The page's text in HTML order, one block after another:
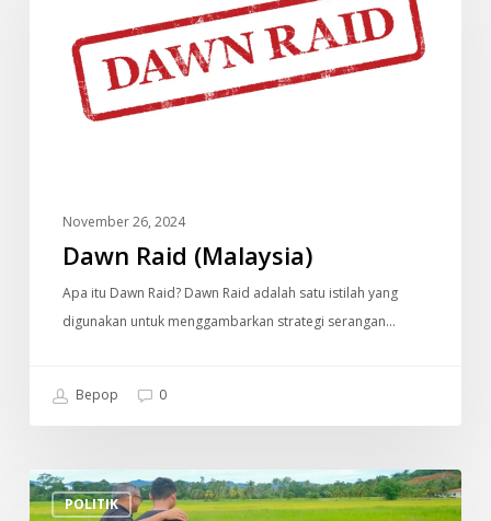
November 26, 2024
Dawn Raid (Malaysia)
Apa itu Dawn Raid? Dawn Raid adalah satu istilah yang
digunakan untuk menggambarkan strategi serangan…
Bepop 0
POLITIK
Individu
Ini